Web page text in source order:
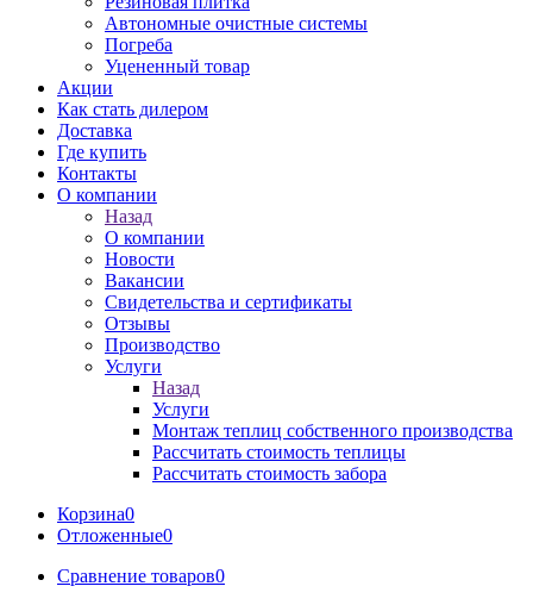
Автономные очистные системы
Погреба
Уцененный товар
Акции
Как стать дилером
Доставка
Где купить
Контакты
О компании
Назад
О компании
Новости
Вакансии
Свидетельства и сертификаты
Отзывы
Производство
Услуги
Назад
Услуги
Монтаж теплиц собственного производства
Рассчитать стоимость теплицы
Рассчитать стоимость забора
Корзина0
Отложенные0
Сравнение товаров0